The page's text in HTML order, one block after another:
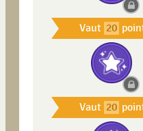
Vaut 20
Vaut 20